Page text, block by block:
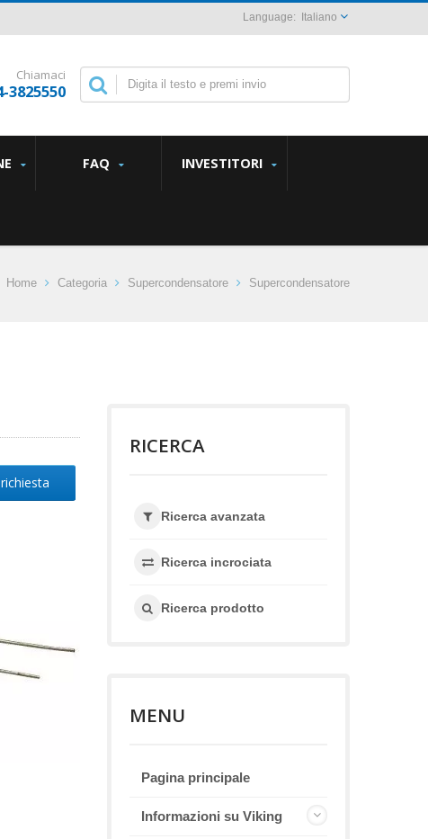
Italiano
Chiamaci
3825550
FAQ INVESTITORI
Home Categoria Supercondensatore Supercondensatore
RICERCA
Ricerca avanzata
Ricerca incrociata
Ricerca prodotto
MENU
Pagina principale
Informazioni su Viking